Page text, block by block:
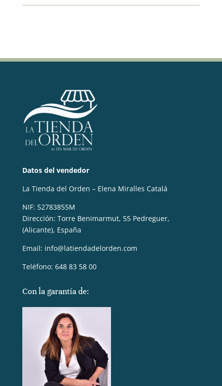
19,95 €
Datos del vendedor
La Tienda del Orden – Elena Miralles Catalá
NIF: 52783855M
Dirección: Torre Benimarmut, 55 Pedreguer,
(Alicante), España
Email: info@latiendadelorden.com
Teléfono: 648 83 58 00
Con la garantía de: